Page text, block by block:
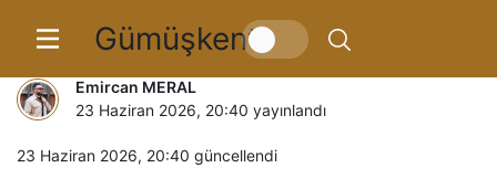
Gümüşkent
Altının güne düşüşle başladı
Emircan MERAL
23 Haziran 2026, 20:40 yayınlandı
23 Haziran 2026, 20:40 güncellendi